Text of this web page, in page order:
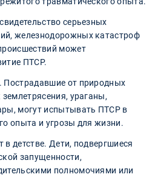
серьезных
железнодорожных катастроф
может
ПТСР.
Пострадавшие от природных
ураганы,
могут испытывать ПТСР в
опыта и угрозы для жизни.
детстве. Дети, подвергшиеся
запущенности,
полномочиями или